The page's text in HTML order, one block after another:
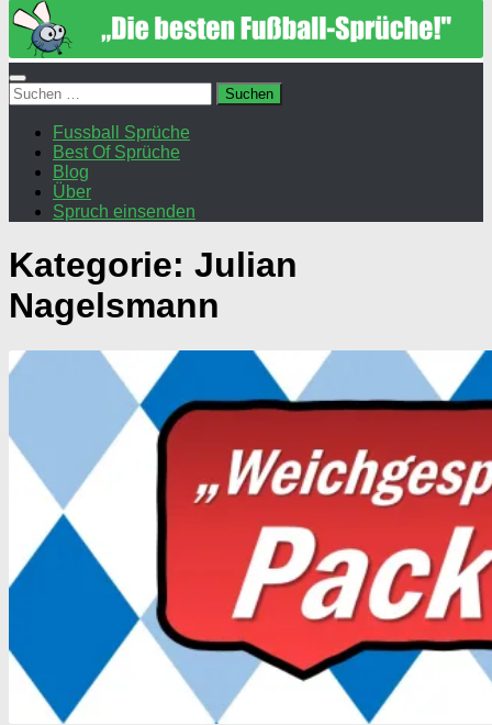
Suchen
nach:
Fussball Sprüche
Best Of Sprüche
Blog
Über
Spruch einsenden
Kategorie: Julian
Nagelsmann